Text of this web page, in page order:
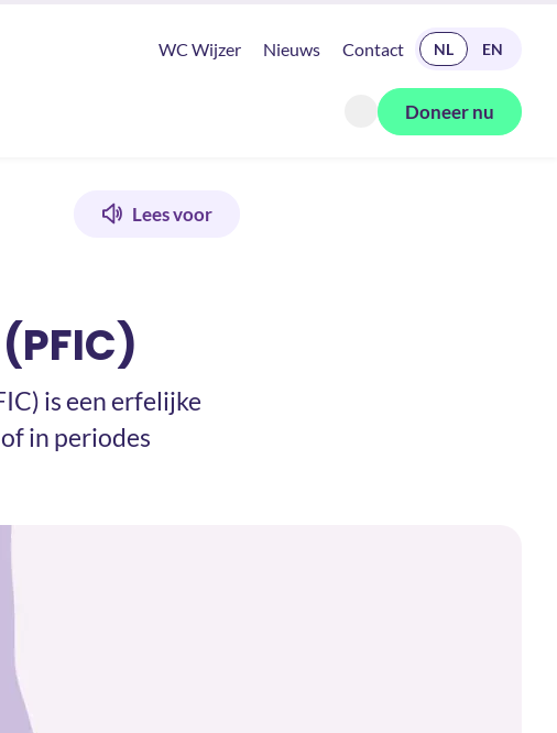
WC Wijzer Nieuws Contact READ IN ENGLISH
NL EN
Zoeken openen
Doneer nu
Lees voor
is een erfelijke
in periodes